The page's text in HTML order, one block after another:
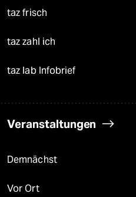
taz frisch
taz zahl ich
taz lab Infobrief
Veranstaltungen
Demnächst
Vor Ort